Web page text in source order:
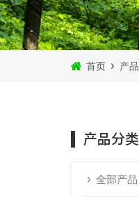
首页 产
产品分类
全部产品